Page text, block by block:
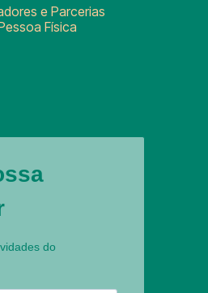
e Parcerias
Física